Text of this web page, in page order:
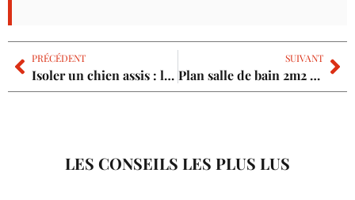
PRÉCÉDENT
Isoler un chien assis : la méthode efficace pour une isolation durable
SUIVANT
Plan salle de bain 2m2 avec wc : les 7 idées pour un agencement optimal
LES CONSEILS LES PLUS LUS